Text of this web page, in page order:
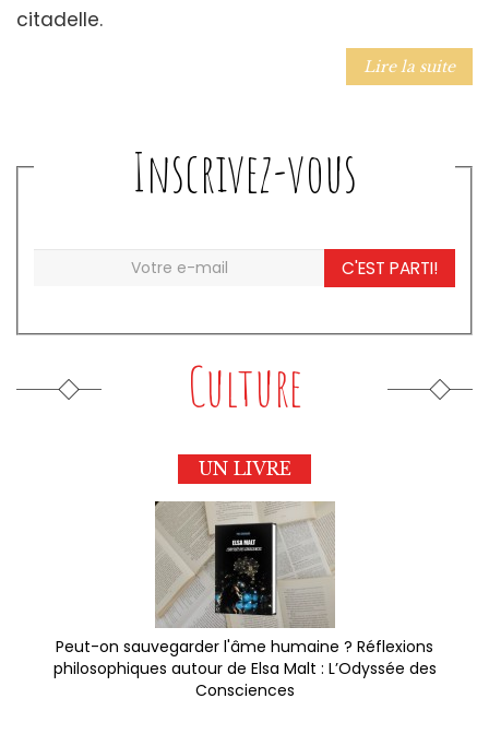
citadelle.
Lire la suite
Inscrivez-vous
C'EST PARTI!
Culture
UN LIVRE
Peut-on sauvegarder l'âme humaine ? Réflexions
philosophiques autour de Elsa Malt : L’Odyssée des
Consciences